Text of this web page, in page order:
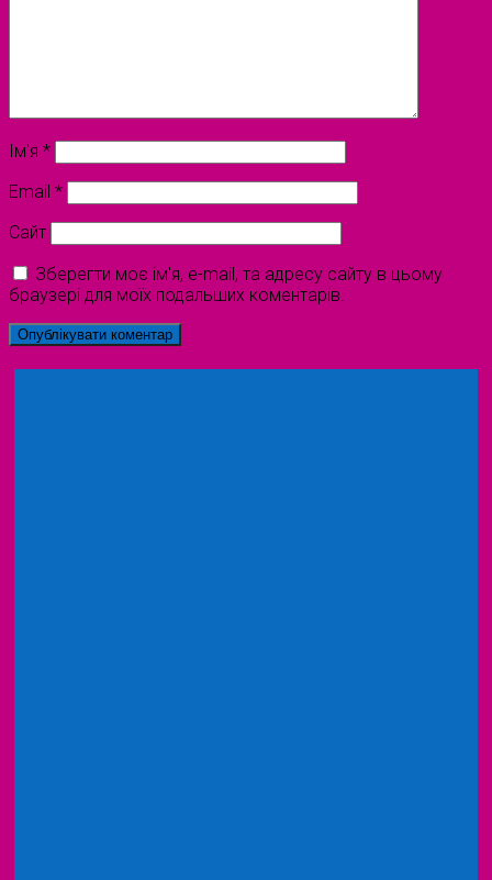
Ім'я *
Email *
Сайт
Зберегти моє ім'я, e-mail, та адресу сайту в цьому
браузері для моїх подальших коментарів.